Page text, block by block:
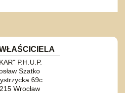
P.H.U.P.
Szatko
69c
Wrocław